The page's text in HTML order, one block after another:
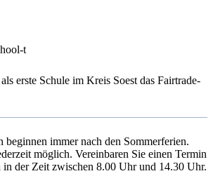
erste Schule im Kreis Soest das Fairtrade-
beginnen immer nach den Sommerferien.
möglich. Vereinbaren Sie einen Termin
in der Zeit zwischen 8.00 Uhr und 14.30 Uhr.